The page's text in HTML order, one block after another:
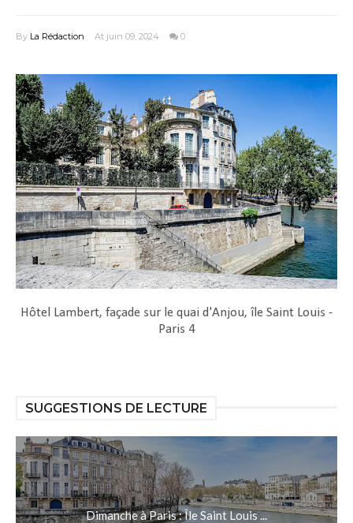
By La Rédaction At juin 09, 2024 0
Hôtel Lambert, façade sur le quai d'Anjou, île Saint Louis -
Paris 4
SUGGESTIONS DE LECTURE
Dimanche à Paris : Île Saint Louis ...